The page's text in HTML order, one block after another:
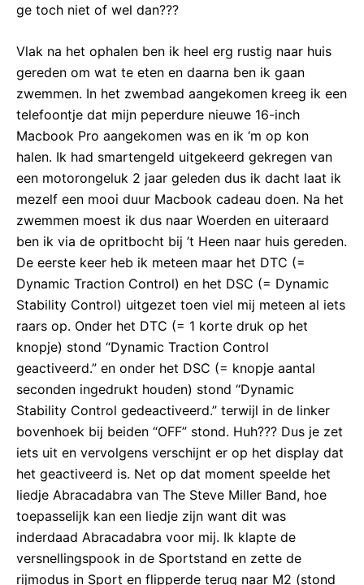
ge toch niet of wel dan???
Vlak na het ophalen ben ik heel erg rustig naar huis
gereden om wat te eten en daarna ben ik gaan
zwemmen. In het zwembad aangekomen kreeg ik een
telefoontje dat mijn peperdure nieuwe 16-inch
Macbook Pro aangekomen was en ik ‘m op kon
halen. Ik had smartengeld uitgekeerd gekregen van
een motorongeluk 2 jaar geleden dus ik dacht laat ik
mezelf een mooi duur Macbook cadeau doen. Na het
zwemmen moest ik dus naar Woerden en uiteraard
ben ik via de opritbocht bij ’t Heen naar huis gereden.
De eerste keer heb ik meteen maar het DTC (=
Dynamic Traction Control) en het DSC (= Dynamic
Stability Control) uitgezet toen viel mij meteen al iets
raars op. Onder het DTC (= 1 korte druk op het
knopje) stond “Dynamic Traction Control
geactiveerd.” en onder het DSC (= knopje aantal
seconden ingedrukt houden) stond “Dynamic
Stability Control gedeactiveerd.” terwijl in de linker
bovenhoek bij beiden “OFF” stond. Huh??? Dus je zet
iets uit en vervolgens verschijnt er op het display dat
het geactiveerd is. Net op dat moment speelde het
liedje Abracadabra van The Steve Miller Band, hoe
toepasselijk kan een liedje zijn want dit was
inderdaad Abracadabra voor mij. Ik klapte de
versnellingspook in de Sportstand en zette de
rijmodus in Sport en flipperde terug naar M2 (stond